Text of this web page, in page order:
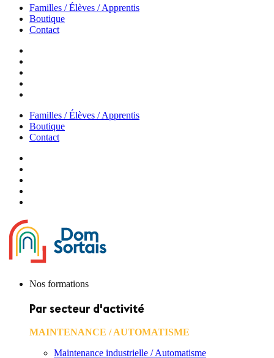
Familles / Élèves / Apprentis
Boutique
Contact
Familles / Élèves / Apprentis
Boutique
Contact
Nos formations
Par secteur d'activité
MAINTENANCE / AUTOMATISME
Maintenance industrielle / Automatisme